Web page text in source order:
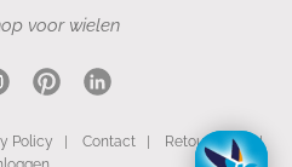
voor wielen
Policy Contact| Retourneren|